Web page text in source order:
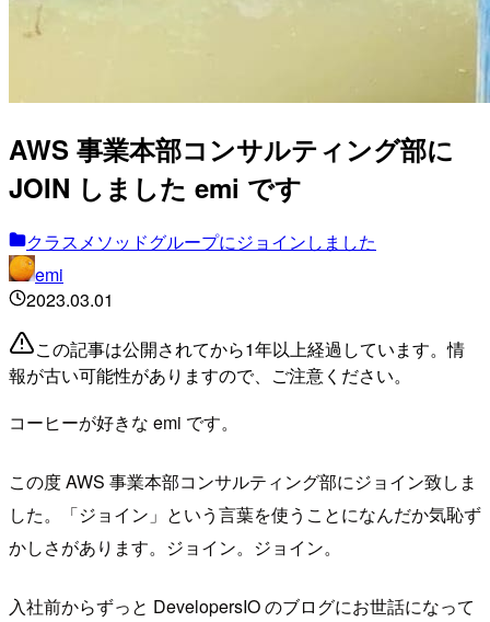
AWS 事業本部コンサルティング部に
JOIN しました emi です
クラスメソッドグループにジョインしました
emi
2023.03.01
この記事は公開されてから1年以上経過しています。情
報が古い可能性がありますので、ご注意ください。
コーヒーが好きな emi です。
この度 AWS 事業本部コンサルティング部にジョイン致しま
した。「ジョイン」という言葉を使うことになんだか気恥ず
かしさがあります。ジョイン。ジョイン。
入社前からずっと DevelopersIO のブログにお世話になって